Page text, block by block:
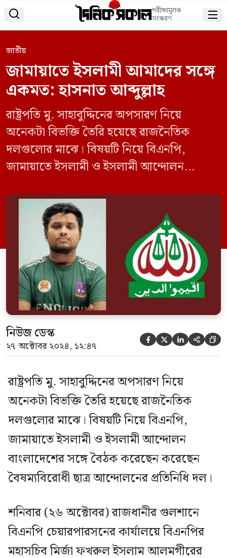
 পরীক্ষামূলক
সংস্করণ 
জাতীয়
জামায়াতে ইসলামী আমাদের সঙ্গে
একমত: হাসনাত আব্দুল্লাহ
রাষ্ট্রপতি মু. সাহাবুদ্দিনের অপসারণ নিয়ে
অনেকটা বিভক্তি তৈরি হয়েছে রাজনৈতিক
দলগুলোর মাঝে। বিষয়টি নিয়ে বিএনপি,
জামায়াতে ইসলামী ও ইসলামী আন্দোলন
বৈষম্যবিরোধী ছাত্র আন্দোলনের প্রতিনিধি দল।
শনিবার (২৬ অক্টোবর) রাজধানীর গুলশানে
বিএনপি চেয়ারপারসনের কার্যালয়ে বিএনপির
মহাসচিব মির্জা ফখরুল ইসলাম আলমগীরের
সঙ্গে বৈঠক শেষে সাংবাদিকদের সঙ্গে আলাপ
কালে হাসনাত আব্দুল্লাহ বলেন আমরা […]
নিউজ ডেস্ক
২৭ অক্টোবর ২০২৪, ১২:৪৭     
রাষ্ট্রপতি মু. সাহাবুদ্দিনের অপসারণ নিয়ে
অনেকটা বিভক্তি তৈরি হয়েছে রাজনৈতিক
দলগুলোর মাঝে। বিষয়টি নিয়ে বিএনপি,
জামায়াতে ইসলামী ও ইসলামী আন্দোলন
বাংলাদেশের সঙ্গে বৈঠক করেছেন করেছেন
বৈষম্যবিরোধী ছাত্র আন্দোলনের প্রতিনিধি দল।
শনিবার (২৬ অক্টোবর) রাজধানীর গুলশানে
বিএনপি চেয়ারপারসনের কার্যালয়ে বিএনপির
মহাসচিব মির্জা ফখরুল ইসলাম আলমগীরের